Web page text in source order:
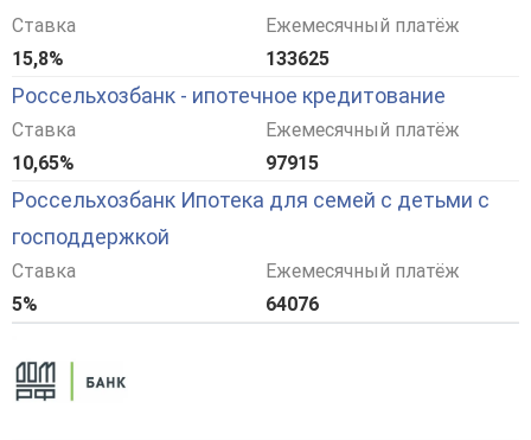
Ставка
15,8%
Ежемесячный платёж
133625
Россельхозбанк - ипотечное кредитование
Ставка
10,65%
Ежемесячный платёж
97915
Россельхозбанк Ипотека для семей с детьми с
господдержкой
Ставка
5%
Ежемесячный платёж
64076